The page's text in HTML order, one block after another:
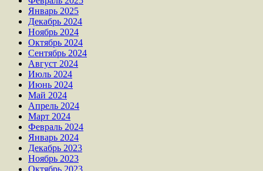
Январь 2025
Декабрь 2024
Ноябрь 2024
Октябрь 2024
Сентябрь 2024
Август 2024
Июль 2024
Июнь 2024
Май 2024
Апрель 2024
Март 2024
Февраль 2024
Январь 2024
Декабрь 2023
Ноябрь 2023
Октябрь 2023